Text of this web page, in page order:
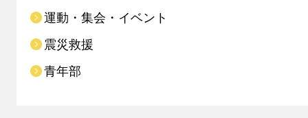
運動・集会・イベント
震災救援
青年部